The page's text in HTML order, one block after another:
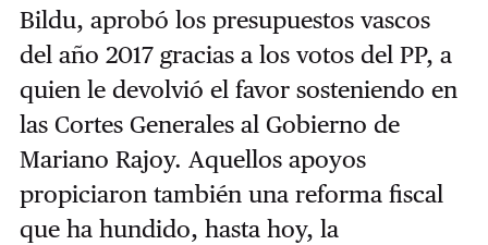
Bildu, aprobó los presupuestos vascos
del año 2017 gracias a los votos del PP, a
quien le devolvió el favor sosteniendo en
las Cortes Generales al Gobierno de
Mariano Rajoy. Aquellos apoyos
propiciaron también una reforma fiscal
que ha hundido, hasta hoy, la